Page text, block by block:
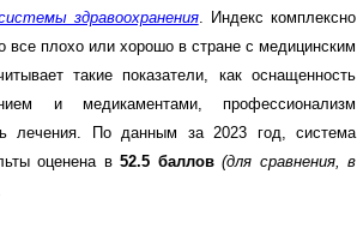
здравоохранения. Индекс комплексно
все плохо или хорошо в стране с медицинским
такие показатели, как оснащенность
и медикаментами, профессионализм
лечения. По данным за 2023 год, система
оценена в 52.5 баллов (для сравнения, в